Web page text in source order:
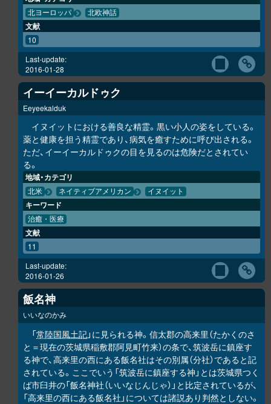
北ヨーロッパ 北欧神話
文献
10
Last-update:
2016-01-28
イーイーカルドゥク
Eeyeekalduk
イヌイットにおける善良な精霊。黒い小人の姿をしている。
薬と健康を担う精霊であり、病気を癒すために呼び出される。
ただ、イーイーカルドゥクの目を見るのは危険だとされてい
る。
地域・カテゴリ
北米 ネイティブアメリカン イヌイット
キーワード
治癒・医療
文献
11
Last-update:
2016-01-26
飯名神
いいなのかみ
「常陸国風土記」に見られる神。信太郡の高来里（たかくのさ
と＝現在の茨城県稲敷郡阿見町竹来）の条で、筑波岳に鎮座す
る神で、高来里の西にある飯名社はその別属（分社）であると記
されている。ここでいう「筑波岳に鎮座する神」とは茨城県つく
ば市臼井の「飯名神社（いいなじんじゃ）」と比定されているが、
「高来里の西にある飯名社」については諸説あり判然としない。